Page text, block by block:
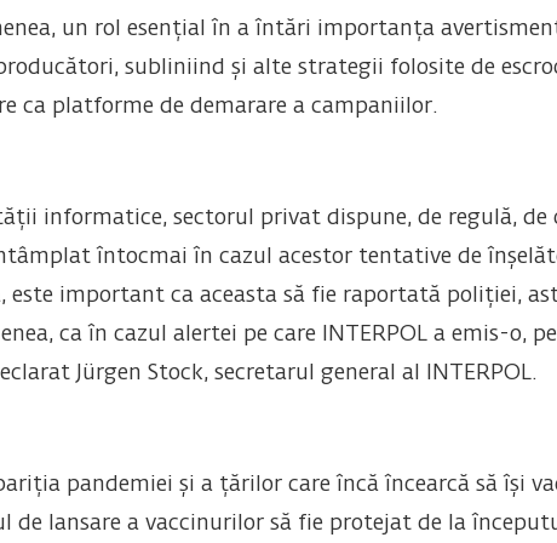
un rol esențial în a întări importanța
subliniind și alte strategii folosite de
ca platforme de demarare a campaniilor.
informatice, sectorul privat dispune, de regulă,
întocmai în cazul acestor tentative de
este important ca aceasta să fie raportată poliției,
ca în cazul alertei pe care INTERPOL a emis-o,
Jürgen Stock, secretarul general al INTERPOL.
pandemiei și a țărilor care încă încearcă să își
de lansare a vaccinurilor să fie protejat de la